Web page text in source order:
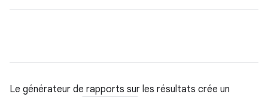
Le générateur de rapports sur les résultats crée un